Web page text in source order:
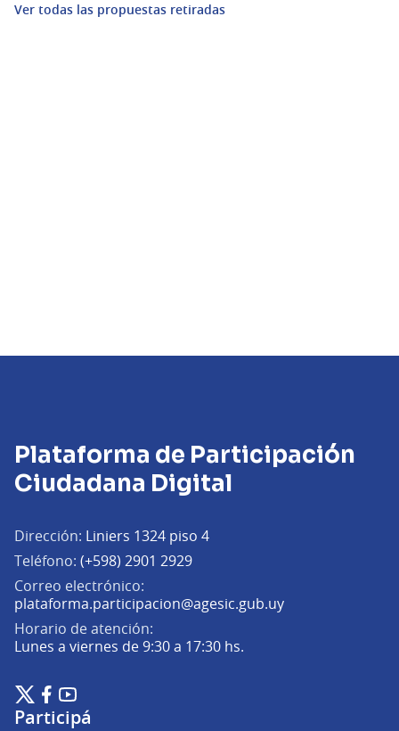
Ver todas las propuestas retiradas
Plataforma de Participación
Ciudadana Digital
Dirección: Liniers 1324 piso 4
Teléfono: (+598) 2901 2929
Correo electrónico:
plataforma.participacion@agesic.gub.uy(Abrir en una
Horario de atención:
Lunes a viernes de 9:30 a 17:30 hs.
Plataforma de Participación Ciudadana Digital en X
(Enlace externo)
Plataforma de Participación Ciudadana Digital en Facebook
(Enlace externo)
Plataforma de Participación Ciudadana Digital en
(Enlace externo)
Participá